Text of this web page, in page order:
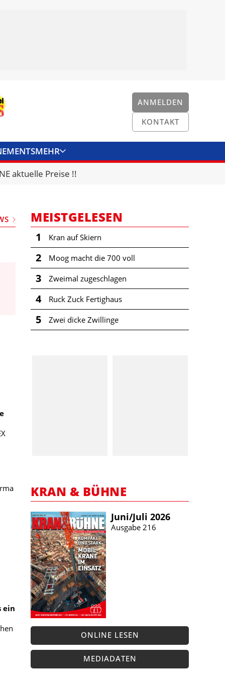
ANMELDEN
KONTAKT
MEHR
KONTAKT
aktuelle Preise !!
ein
MEISTGELESEN
1 Kran auf Skiern
2 Moog macht die 700 voll
3 Zweimal zugeschlagen
4 Ruck Zuck Fertighaus
5 Zwei dicke Zwillinge
KRAN & BÜHNE
Juni/​Juli 2026
Ausgabe 216
ONLINE LESEN
MEDIADATEN